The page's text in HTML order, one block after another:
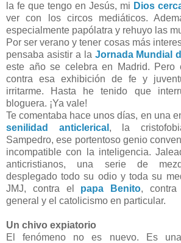
la fe que tengo en Jesús, mi Dios
ver con los circos mediáticos.
especialmente papólatra y rehuyo las
Por ser verano y tener cosas más
pensaba asistir a la Jornada Mundial
este año se celebra en Madrid. Pero
contra esa exhibición de fe y
irritarme. Hasta he tenido que
bloguera. ¡Ya vale!
Te comentaba hace unos días, en una
senilidad anticlerical , la
Sampedro, ese portentoso genio
incompatible con la inteligencia.
anticristianos, una serie de
desplegado todo su odio y toda su
JMJ, contra el papa Benito, contra
general y el catolicismo en particular.
Un chivo expiatorio
El fenómeno no es nuevo. Es una